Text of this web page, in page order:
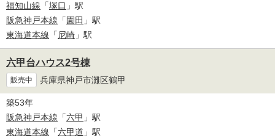
福知山線 「塚口 」駅
阪急神戸本線 「 園田 」駅
東海道本線 「 尼崎 」駅
六甲台ハウス2号棟
販売中 兵庫県神戸市灘区鶴甲
築53年
阪急神戸本線 「六甲 」駅
東海道本線 「六甲道 」駅